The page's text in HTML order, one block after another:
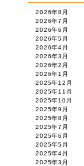
2026年8月
2026年7月
2026年6月
2026年5月
2026年4月
2026年3月
2026年2月
2026年1月
2025年12月
2025年11月
2025年10月
2025年9月
2025年8月
2025年7月
2025年6月
2025年5月
2025年4月
2025年3月